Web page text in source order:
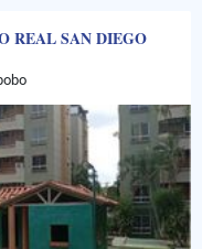
REAL SAN DIEGO